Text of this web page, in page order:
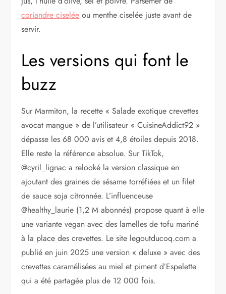
coriandre ciselée ou menthe ciselée juste avant de
servir.
Les versions qui font le
buzz
Sur Marmiton, la recette « Salade exotique crevettes
avocat mangue » de l’utilisateur « CuisineAddict92 »
dépasse les 68 000 avis et 4,8 étoiles depuis 2018.
Elle reste la référence absolue. Sur TikTok,
@cyril_lignac a relooké la version classique en
ajoutant des graines de sésame torréfiées et un filet
de sauce soja citronnée. L’influenceuse
@healthy_laurie (1,2 M abonnés) propose quant à elle
une variante vegan avec des lamelles de tofu mariné
à la place des crevettes. Le site legoutducoq.com a
publié en juin 2025 une version « deluxe » avec des
crevettes caramélisées au miel et piment d’Espelette
qui a été partagée plus de 12 000 fois.